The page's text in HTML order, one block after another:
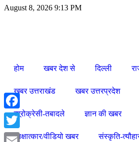
August 8, 2026 9:13 PM
होम खबर देश से दिल्ली
खबर उत्तराखंड खबर उत्तरप्रदेश
ब्यूरोक्रेसी-तबादले ज्ञान की खबर
साक्षात्कार/वीडियो खबर संस्कृति-
Facebook
Twitter